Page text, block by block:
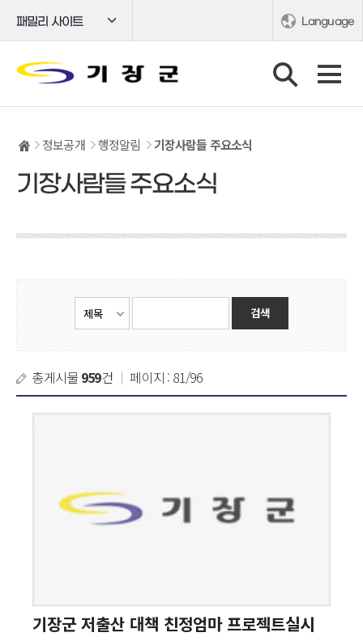
패밀리 사이트 Language
정보공개 행정알림 기장사람들 주요소식
기장사람들 주요소식
총게시물 959건 ｜ 페이지 : 81/96
기장군 저출산 대책 친정엄마 프로젝트실시